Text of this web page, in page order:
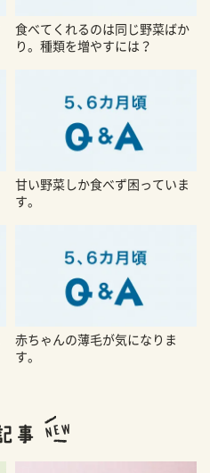
食べてくれるのは同じ野菜ばか
り。種類を増やすには？
甘い野菜しか食べず困っていま
す。
赤ちゃんの薄毛が気になりま
す。